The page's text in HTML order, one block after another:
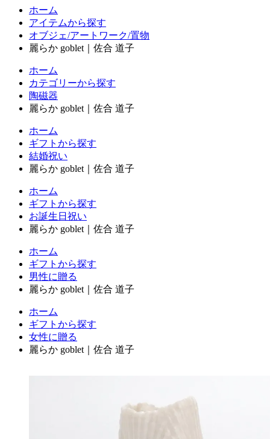
ホーム
アイテムから探す
オブジェ/アートワーク/置物
麗らか goblet｜佐合 道子
ホーム
カテゴリーから探す
陶磁器
麗らか goblet｜佐合 道子
ホーム
ギフトから探す
結婚祝い
麗らか goblet｜佐合 道子
ホーム
ギフトから探す
お誕生日祝い
麗らか goblet｜佐合 道子
ホーム
ギフトから探す
男性に贈る
麗らか goblet｜佐合 道子
ホーム
ギフトから探す
女性に贈る
麗らか goblet｜佐合 道子